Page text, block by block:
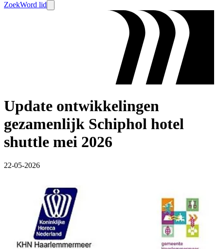
ZoekWord lid
Update ontwikkelingen
gezamenlijk Schiphol hotel
shuttle mei 2026
22-05-2026